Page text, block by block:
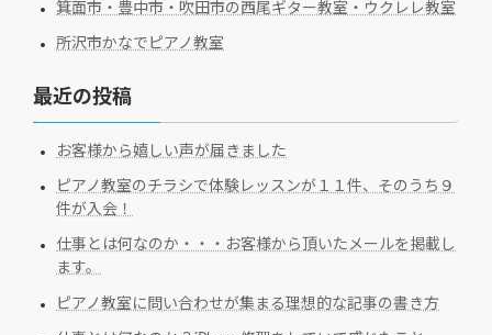
箕面市・豊中市・吹田市の西尾ギター教室・ウクレレ教室
所沢市かなでピアノ教室
最近の投稿
お客様から嬉しい声が届きました
ピアノ教室のチラシで体験レッスンが１１件、そのうち９
件が入会！
仕事とは何なのか・・・お客様から頂いたメールを掲載し
ます。
ピアノ教室に問い合わせが集まる理想的な記事の書き方